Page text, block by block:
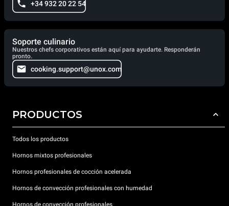
+34 932 20 22 54
Soporte culinario
Nuestros chefs corporativos están aquí para ayudarte. Responderán
pronto.
cooking.support@unox.com
PRODUCTOS
Todos los productos
Hornos mixtos profesionales
Hornos profesionales de cocción acelerada
Hornos de convección profesionales con humedad
Hornos de convección profesionales